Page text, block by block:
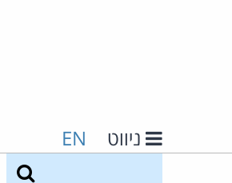
ניווט EN